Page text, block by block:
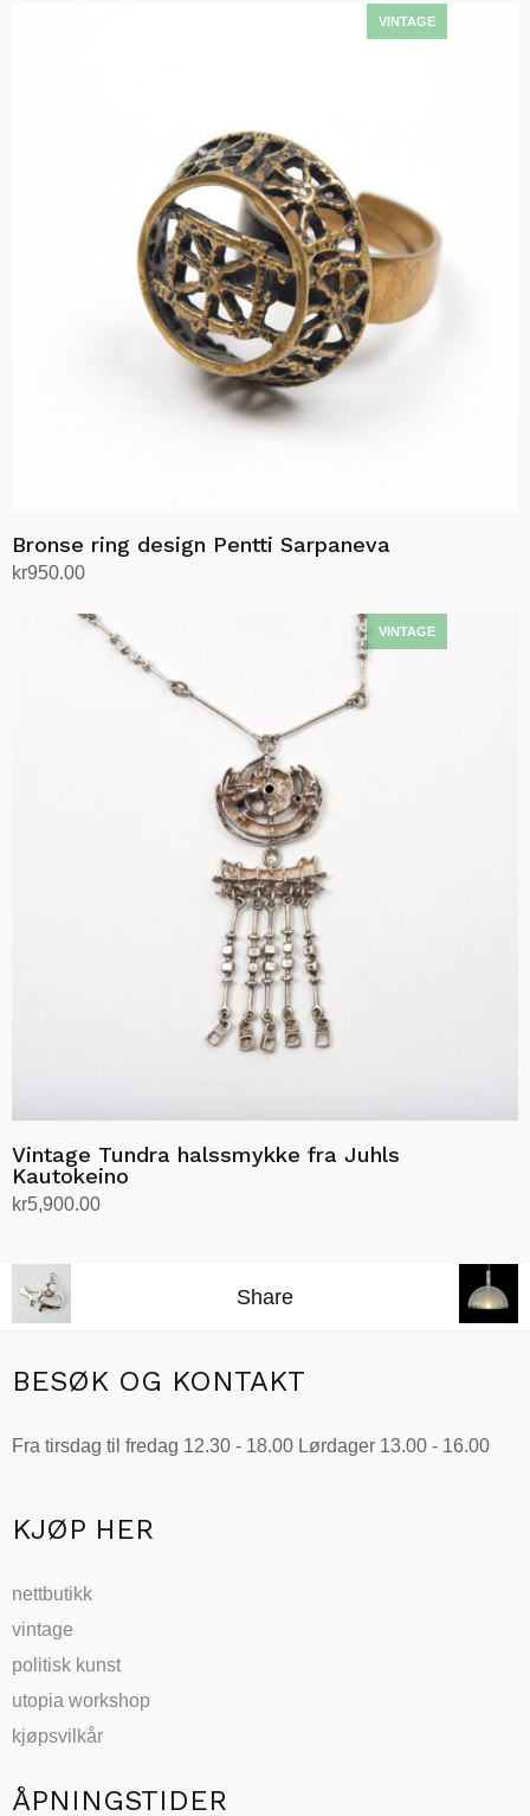
Bronse ring design Pentti Sarpaneva
kr950.00
Vintage Tundra halssmykke fra Juhls
Kautokeino
kr5,900.00
Share
BESØK OG KONTAKT
Fra tirsdag til fredag 12.30 - 18.00 Lørdager 13.00 - 16.00
KJØP HER
nettbutikk
vintage
politisk kunst
utopia workshop
kjøpsvilkår
ÅPNINGSTIDER